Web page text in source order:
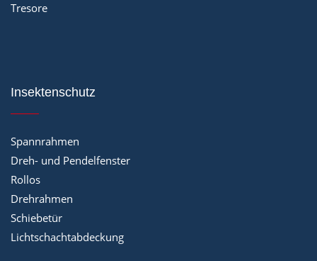
Tresore
Insektenschutz
Spannrahmen
Dreh- und Pendelfenster
Rollos
Drehrahmen
Schiebetür
Lichtschachtabdeckung